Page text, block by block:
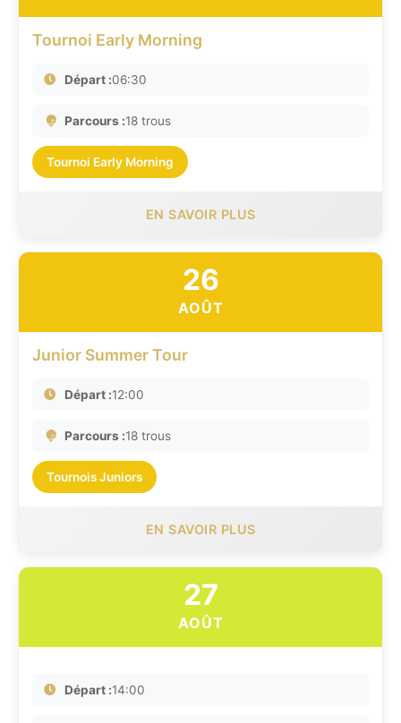
Tournoi Early Morning
Départ :06:30
Parcours :18 trous
Tournoi Early Morning
EN SAVOIR PLUS
26
AOÛT
Junior Summer Tour
Départ :12:00
Parcours :18 trous
Tournois Juniors
EN SAVOIR PLUS
27
AOÛT
Départ :14:00